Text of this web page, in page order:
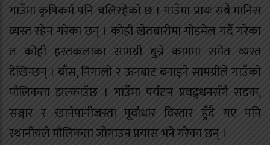
गाउँमा कृषिकर्म पनि चलिरहेको छ । गाउँमा प्रायः सबै मानिस
व्यस्त रहेन गरेका छन् । कोही खेतबारीमा गोडमेल गर्दै गरेका
त कोही हस्तकलाका सामग्री बुन्ने काममा समेत व्यस्त
देखिन्छन् । बाँस, निगालो र ऊनबाट बनाइने सामग्रीले गाउँको
मौलिकता झल्काउँछ । गाउँमा पर्यटन प्रवद्र्धनसँगै सडक,
सञ्चार र खानेपानीजस्ता पूर्वाधार विस्तार हुँदै गए पनि
स्थानीयले मौलिकता जोगाउन प्रयास भने गरेका छन् ।